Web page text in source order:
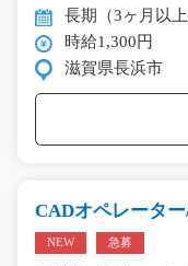
長期（3ヶ月以上
時給1,300円
滋賀県長浜市
CADオペレータ
NEW 急募